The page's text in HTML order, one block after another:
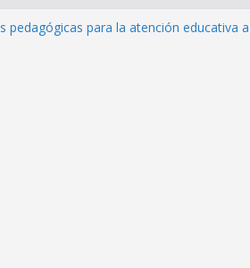
pedagógicas para la atención educativa a